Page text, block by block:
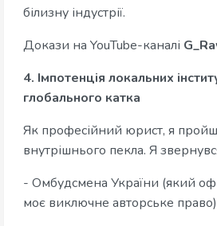
білизну індустрії.
Докази на YouTube-каналі
4. Імпотенція локальних
глобального катка
Як професійний юрист, я
внутрішнього пекла. Я
- Омбудсмена України (який
моє виключне авторське